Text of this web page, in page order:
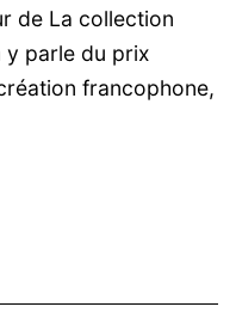
de La collection
y parle du prix
francophone,